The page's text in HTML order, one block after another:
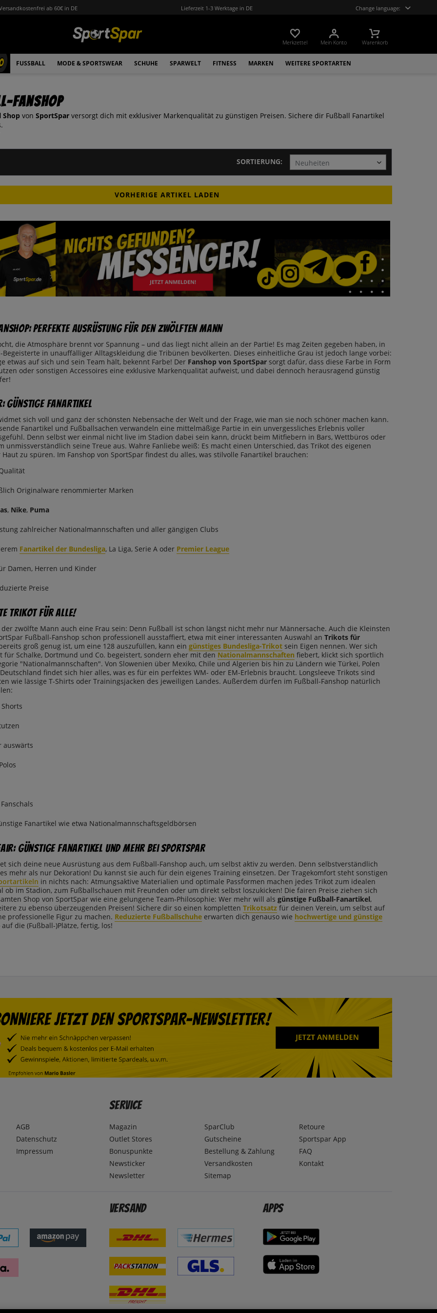
ab 60€ in DE Lieferzeit 1-3 Werktage in DE Change language:
Merkzettel Mein Konto Warenkorb
FUSSBALL MODE & SPORTSWEAR SCHUHE SPARWELT FITNESS MARKEN WEITERE SPORTARTEN
Fanshop
Shop von SportSpar versorgt dich mit exklusiver Markenqualität zu günstigen Preisen. Sichere dir Fußball Fanartikel
SORTIERUNG:
VORHERIGE ARTIKEL LADEN
Perfekte Ausrüstung für den zwölften Mann
die Atmosphäre brennt vor Spannung – und das liegt nicht allein an der Partie! Es mag Zeiten gegeben haben, in
Begeisterte in unauffälliger Alltagskleidung die Tribünen bevölkerten. Dieses einheitliche Grau ist jedoch lange vorbei:
etwas auf sich und sein Team hält, bekennt Farbe! Der Fanshop von SportSpar sorgt dafür, dass diese Farbe in Form
oder sonstigen Accessoires eine exklusive Markenqualität aufweist, und dabei dennoch herausragend günstig
günstige Fanartikel
sich voll und ganz der schönsten Nebensache der Welt und der Frage, wie man sie noch schöner machen kann.
Fanartikel und Fußballsachen verwandeln eine mittelmäßige Partie in ein unvergessliches Erlebnis voller
Denn selbst wer einmal nicht live im Stadion dabei sein kann, drückt beim Mitfiebern in Bars, Wettbüros oder
unmissverständlich seine Treue aus. Wahre Fanliebe weiß: Es macht einen Unterschied, das Trikot des eigenen
Haut zu spüren. Im Fanshop von SportSpar findest du alles, was stilvolle Fanartikel brauchen:
Originalware renommierter Marken
, Nike, Puma
zahlreicher Nationalmannschaften und aller gängigen Clubs
Fanartikel der Bundesliga, La Liga, Serie A oder Premier League
Damen, Herren und Kinder
Preise
Trikot für alle!
zwölfte Mann auch eine Frau sein: Denn Fußball ist schon längst nicht mehr nur Männersache. Auch die Kleinsten
Fußball-Fanshop schon professionell ausstaffiert, etwa mit einer interessanten Auswahl an Trikots für
groß genug ist, um eine 128 auszufüllen, kann ein günstiges Bundesliga-Trikot sein Eigen nennen. Wer sich
für Schalke, Dortmund und Co. begeistert, sondern eher mit den Nationalmannschaften fiebert, klickt sich sportlich
"Nationalmannschaften". Von Slowenien über Mexiko, Chile und Algerien bis hin zu Ländern wie Türkei, Polen
findet sich hier alles, was es für ein perfektes WM- oder EM-Erlebnis braucht. Longsleeve Trikots sind
wie lässige T-Shirts oder Trainingsjacken des jeweiligen Landes. Außerdem dürfen im Fußball-Fanshop natürlich
auswärts
Fanartikel wie etwa Nationalmannschaftsgeldbörsen
Günstige Fanartikel und mehr bei SportSpar
sich deine neue Ausrüstung aus dem Fußball-Fanshop auch, um selbst aktiv zu werden. Denn selbstverständlich
mehr als nur Dekoration! Du kannst sie auch für dein eigenes Training einsetzen. Der Tragekomfort steht sonstigen
in nichts nach: Atmungsaktive Materialien und optimale Passformen machen jedes Trikot zum idealen
ob im Stadion, zum Fußballschauen mit Freunden oder um direkt selbst loszukicken! Die fairen Preise ziehen sich
Shop von SportSpar wie eine gelungene Team-Philosophie: Wer mehr will als günstige Fußball-Fanartikel,
zu ebenso überzeugenden Preisen! Sichere dir so einen kompletten Trikotsatz für deinen Verein, um selbst auf
professionelle Figur zu machen. Reduzierte Fußballschuhe erwarten dich genauso wie hochwertige und günstige
auf die (Fußball-)Plätze, fertig, los!
AGB
Datenschutz
Impressum
Service
Magazin
Outlet Stores
Bonuspunkte
Newsticker
Newsletter
SparClub
Gutscheine
Bestellung & Zahlung
Versandkosten
Sitemap
Retoure
Sportspar App
FAQ
Kontakt
Versand Apps